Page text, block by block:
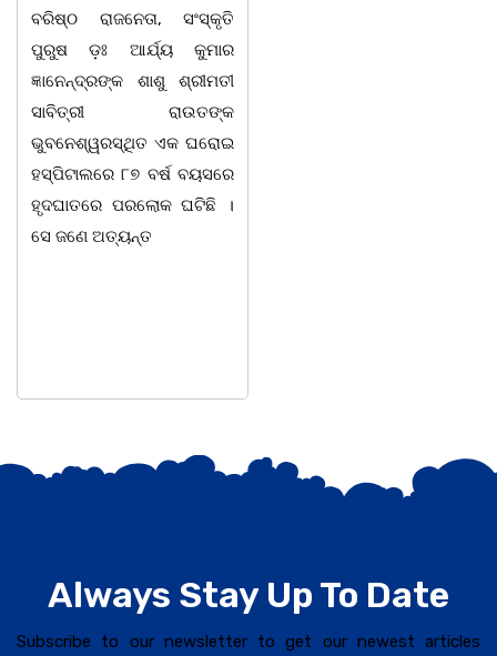
ବରିଷ୍ଠ ରାଜନେତା, ସଂସ୍କୃତି
ପୁରୁଷ ଡ଼ଃ ଆର୍ଯ୍ୟ କୁମାର
ଜ୍ଞାନେନ୍ଦ୍ରଙ୍କ ଶାଶୁ ଶ୍ରୀମତୀ
ସାବିତ୍ରୀ ରାଉତଙ୍କ
ଭୁବନେଶ୍ୱରସ୍ଥିତ ଏକ ଘରୋଇ
ହସ୍ପିଟାଲରେ ୮୭ ବର୍ଷ ବୟସରେ
ହୃଦଘାତରେ ପରଲୋକ ଘଟିଛି ।
ସେ ଜଣେ ଅତ୍ୟନ୍ତ
Always Stay Up To Date
Subscribe to our newsletter to get our newest articles